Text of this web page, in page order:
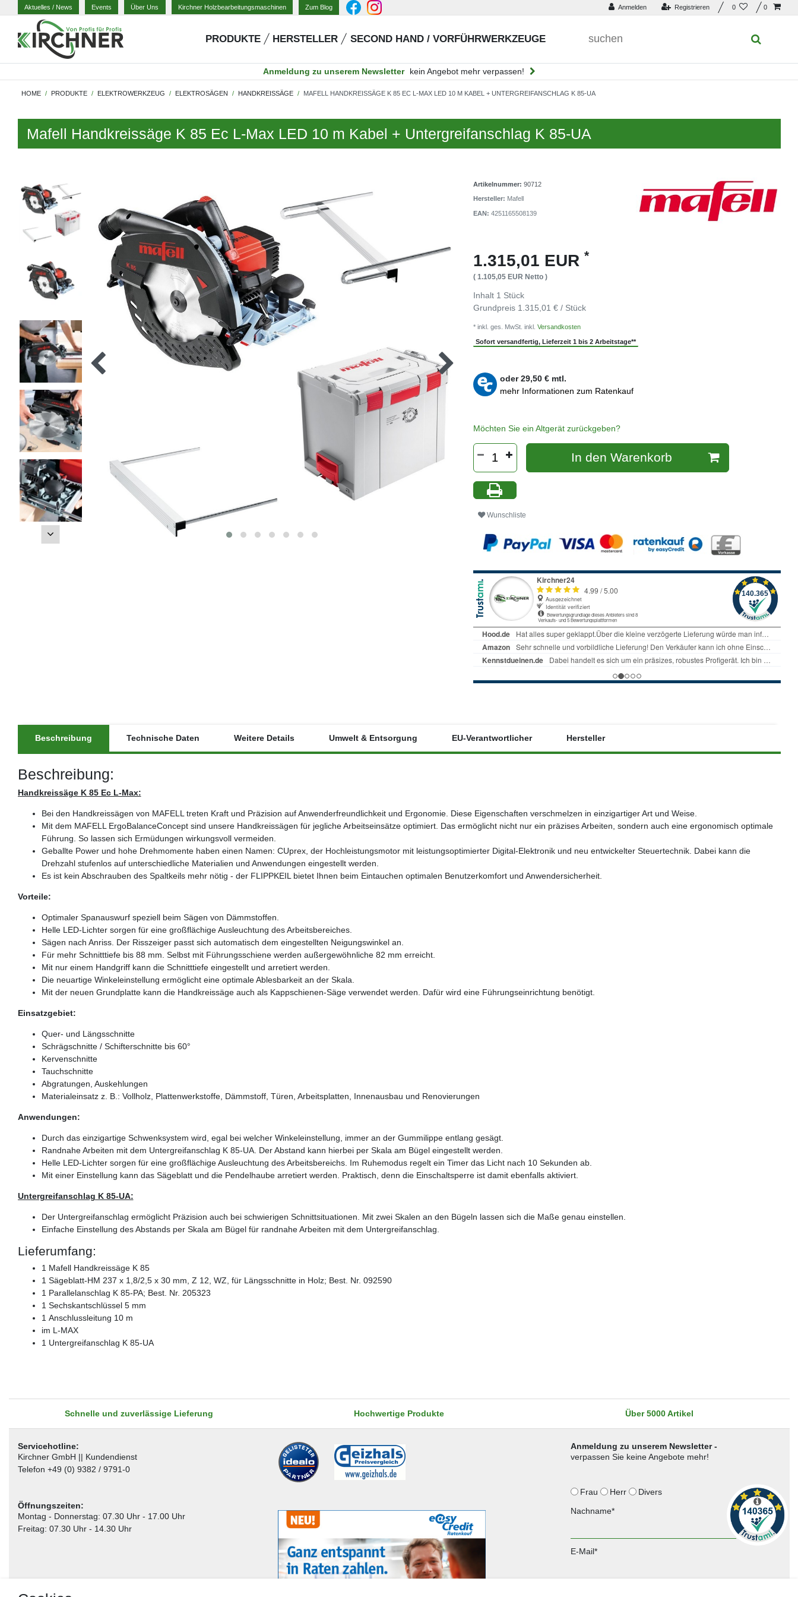
Anmelden Registrieren 0 0
Aktuelles / News Events Über Uns Kirchner Holzbearbeitungsmaschinen Zum Blog
PRODUKTE HERSTELLER SECOND HAND / VORFÜHRWERKZEUGE
Anmeldung zu unserem Newsletter kein Angebot mehr verpassen!
HOME PRODUKTE ELEKTROWERKZEUG ELEKTROSÄGEN HANDKREISSÄGE MAFELL HANDKREISSÄGE K 85 EC L-MAX LED 10 M KABEL + UNTERGREIFANSCHLAG K 85-UA
Mafell Handkreissäge K 85 Ec L-Max LED 10 m Kabel + Untergreifanschlag K 85-UA
Artikelnummer: 90712
Hersteller: Mafell
EAN: 4251165508139
1.315,01 EUR *
( 1.105,05 EUR Netto )
Inhalt 1 Stück
Grundpreis 1.315,01 € / Stück
* inkl. ges. MwSt. inkl. Versandkosten
Sofort versandfertig, Lieferzeit 1 bis 2 Arbeitstage**
oder29,50€ mtl.
mehr Informationen zum Ratenkauf
Möchten Sie ein Altgerät zurückgeben?
In den Warenkorb
Wunschliste
Beschreibung Technische Daten Weitere Details Umwelt & Entsorgung EU-Verantwortlicher Hersteller
Beschreibung:
Handkreissäge K 85 Ec L-Max:
Bei den Handkreissägen von MAFELL treten Kraft und Präzision auf Anwenderfreundlichkeit und Ergonomie. Diese Eigenschaften verschmelzen in einzigartiger Art und Weise.
Mit dem MAFELL ErgoBalanceConcept sind unsere Handkreissägen für jegliche Arbeitseinsätze optimiert. Das ermöglicht nicht nur ein präzises Arbeiten, sondern auch eine ergonomisch optimale
Führung. So lassen sich Ermüdungen wirkungsvoll vermeiden.
Geballte Power und hohe Drehmomente haben einen Namen: CUprex, der Hochleistungsmotor mit leistungsoptimierter Digital-Elektronik und neu entwickelter Steuertechnik. Dabei kann die
Drehzahl stufenlos auf unterschiedliche Materialien und Anwendungen eingestellt werden.
Es ist kein Abschrauben des Spaltkeils mehr nötig - der FLIPPKEIL bietet Ihnen beim Eintauchen optimalen Benutzerkomfort und Anwendersicherheit.
Vorteile:
Optimaler Spanauswurf speziell beim Sägen von Dämmstoffen.
Helle LED-Lichter sorgen für eine großflächige Ausleuchtung des Arbeitsbereiches.
Sägen nach Anriss. Der Risszeiger passt sich automatisch dem eingestellten Neigungswinkel an.
Für mehr Schnitttiefe bis 88 mm. Selbst mit Führungsschiene werden außergewöhnliche 82 mm erreicht.
Mit nur einem Handgriff kann die Schnitttiefe eingestellt und arretiert werden.
Die neuartige Winkeleinstellung ermöglicht eine optimale Ablesbarkeit an der Skala.
Mit der neuen Grundplatte kann die Handkreissäge auch als Kappschienen-Säge verwendet werden. Dafür wird eine Führungseinrichtung benötigt.
Einsatzgebiet:
Quer- und Längsschnitte
Schrägschnitte / Schifterschnitte bis 60°
Kervenschnitte
Tauchschnitte
Abgratungen, Auskehlungen
Materialeinsatz z. B.: Vollholz, Plattenwerkstoffe, Dämmstoff, Türen, Arbeitsplatten, Innenausbau und Renovierungen
Anwendungen:
Durch das einzigartige Schwenksystem wird, egal bei welcher Winkeleinstellung, immer an der Gummilippe entlang gesägt.
Randnahe Arbeiten mit dem Untergreifanschlag K 85-UA. Der Abstand kann hierbei per Skala am Bügel eingestellt werden.
Helle LED-Lichter sorgen für eine großflächige Ausleuchtung des Arbeitsbereichs. Im Ruhemodus regelt ein Timer das Licht nach 10 Sekunden ab.
Mit einer Einstellung kann das Sägeblatt und die Pendelhaube arretiert werden. Praktisch, denn die Einschaltsperre ist damit ebenfalls aktiviert.
Untergreifanschlag K 85-UA:
Der Untergreifanschlag ermöglicht Präzision auch bei schwierigen Schnittsituationen. Mit zwei Skalen an den Bügeln lassen sich die Maße genau einstellen.
Einfache Einstellung des Abstands per Skala am Bügel für randnahe Arbeiten mit dem Untergreifanschlag.
Lieferumfang:
1 Mafell Handkreissäge K 85
1 Sägeblatt-HM 237 x 1,8/2,5 x 30 mm, Z 12, WZ, für Längsschnitte in Holz; Best. Nr. 092590
1 Parallelanschlag K 85-PA; Best. Nr. 205323
1 Sechskantschlüssel 5 mm
1 Anschlussleitung 10 m
im L-MAX
1 Untergreifanschlag K 85-UA
Schnelle und zuverlässige Lieferung Hochwertige Produkte Über 5000 Artikel
Servicehotline:
Kirchner GmbH || Kundendienst
Telefon +49 (0) 9382 / 9791-0
Öffnungszeiten:
Montag - Donnerstag: 07.30 Uhr - 17.00 Uhr
Freitag: 07.30 Uhr - 14.30 Uhr
Anmeldung zu unserem Newsletter -
verpassen Sie keine Angebote mehr!
Frau Herr
Divers
Nachname*
E-Mail*